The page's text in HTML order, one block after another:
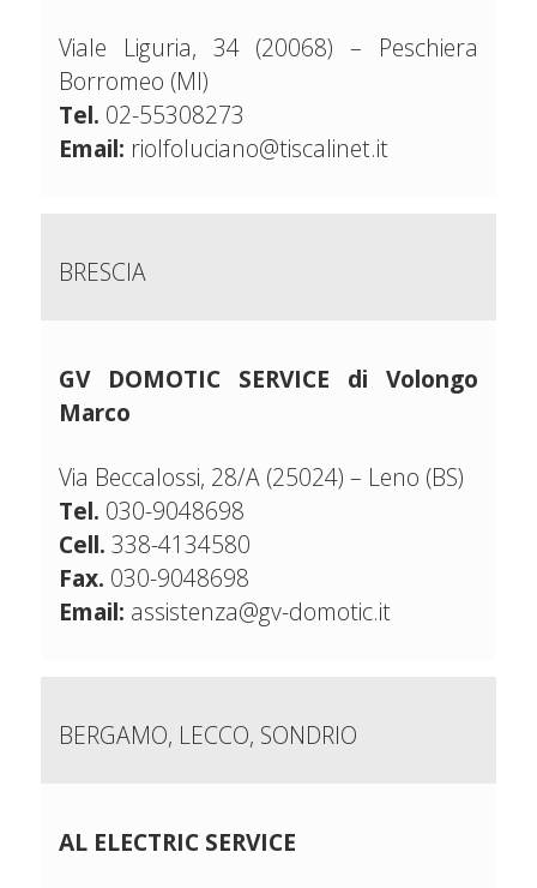
Viale Liguria, 34 (20068) – Peschiera
Borromeo (MI)
Tel. 02-55308273
Email: riolfoluciano@tiscalinet.it
BRESCIA
GV DOMOTIC SERVICE di Volongo
Marco
Via Beccalossi, 28/A (25024) – Leno (BS)
Tel. 030-9048698
Cell. 338-4134580
Fax. 030-9048698
Email: assistenza@gv-domotic.it
BERGAMO, LECCO, SONDRIO
AL ELECTRIC SERVICE